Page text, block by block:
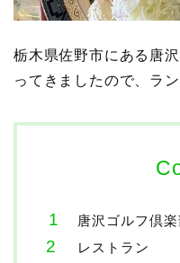
栃木県佐野市にある唐
ってきましたので、ラ
唐沢ゴルフ倶
レストラン